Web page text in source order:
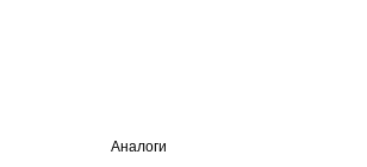
Аналоги